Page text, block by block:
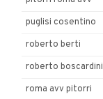
puglisi cosentino
roberto berti
roberto boscardini
roma avv pitorri